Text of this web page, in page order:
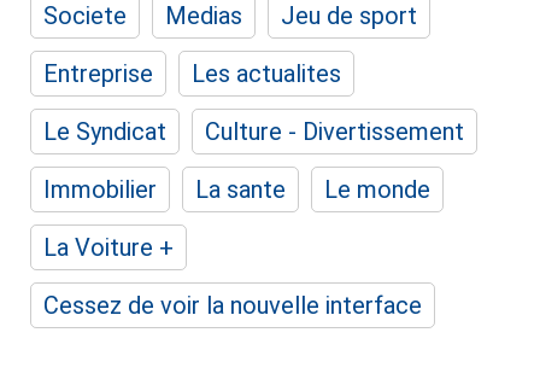
Societe Medias
Jeu de sport
Entreprise
Les actualites
Le Syndicat
Culture - Divertissement
Immobilier
La sante
Le monde
La Voiture +
Cessez de voir la nouvelle interface